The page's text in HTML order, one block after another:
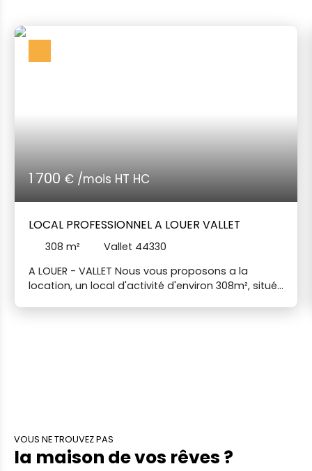
1 700€ /mois HT HC
LOCAL PROFESSIONNEL A LOUER VALLET
308 m²
Vallet 44330
A LOUER - VALLET Nous vous proposons a la
location, un local d'activité d'environ 308m², situé
VOUS NE TROUVEZ PAS
la maison de vos rêves ?